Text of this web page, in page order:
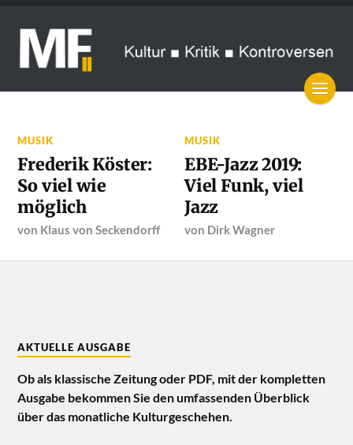
MUSIK
Frederik Köster:
So viel wie
möglich
von Klaus von Seckendorff
MUSIK
EBE-Jazz 2019:
Viel Funk, viel
Jazz
von Dirk Wagner
AKTUELLE AUSGABE
Ob als klassische Zeitung oder PDF, mit der kompletten
Ausgabe bekommen Sie den umfassenden Überblick
über das monatliche Kulturgeschehen.